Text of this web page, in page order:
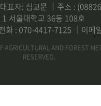
표자: 심교문 ｜주소 :
1 서울대학교 36동 108호
화 : 070-4417-7125 ｜이
AGRICULTURAL AND FOREST
RESERVED.